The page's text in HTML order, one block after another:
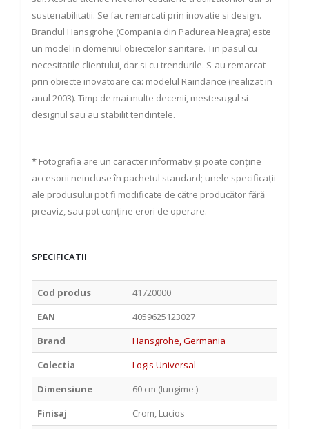
sustenabilitatii. Se fac remarcati prin inovatie si design.
Brandul Hansgrohe (Compania din Padurea Neagra) este
un model in domeniul obiectelor sanitare. Tin pasul cu
necesitatile clientului, dar si cu trendurile. S-au remarcat
prin obiecte inovatoare ca: modelul Raindance (realizat in
anul 2003). Timp de mai multe decenii, mestesugul si
designul sau au stabilit tendintele.
* Fotografia are un caracter informativ și poate conține
accesorii neincluse în pachetul standard; unele specificații
ale produsului pot fi modificate de către producător fără
preaviz, sau pot conține erori de operare.
SPECIFICATII
Cod produs
41720000
EAN
4059625123027
Brand
Hansgrohe, Germania
Colectia
Logis Universal
Dimensiune
60 cm (lungime )
Finisaj
Crom, Lucios